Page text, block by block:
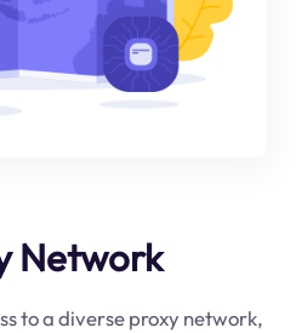
Network
to a diverse proxy network,